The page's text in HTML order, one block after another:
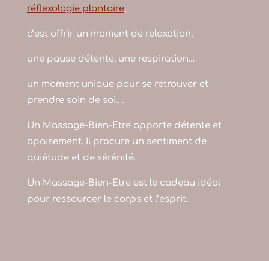
réflexologie plantaire,
c’est offrir un moment de relaxation,
une pause détente, une respiration…
un moment unique pour se retrouver et
prendre soin de soi….
Un Massage-Bien-Etre apporte détente et
apaisement. Il procure un sentiment de
quiétude et de sérénité.
Un Massage-Bien-Etre est le cadeau idéal
pour ressourcer le corps et l’esprit.